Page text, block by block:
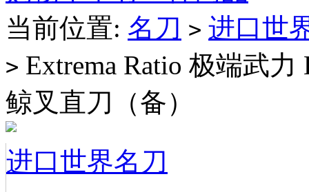
当前位置: 名刀 > 进口世
> Extrema Ratio 极端武
鲸叉直刀（备）
进口世界名刀